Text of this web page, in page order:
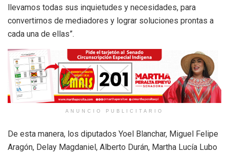
llevamos todas sus inquietudes y necesidades, para
convertirnos de mediadores y lograr soluciones prontas a
cada una de ellas”.
ANUNCIO PUBLICITARIO
De esta manera, los diputados Yoel Blanchar, Miguel Felipe
Aragón, Delay Magdaniel, Alberto Durán, Martha Lucía Lubo